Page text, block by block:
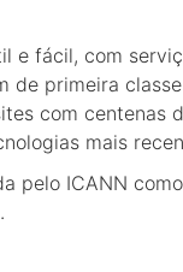
e fácil, com
de primeira
com centenas
mais
pelo ICANN